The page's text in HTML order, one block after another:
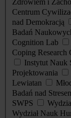
Centrum
nad Demokracją
Badań
Cognition Lab
Coping Research
Instytut Nauk
Projektowania
Lewiatan
Badań nad
SWPS
Wydział Nauk